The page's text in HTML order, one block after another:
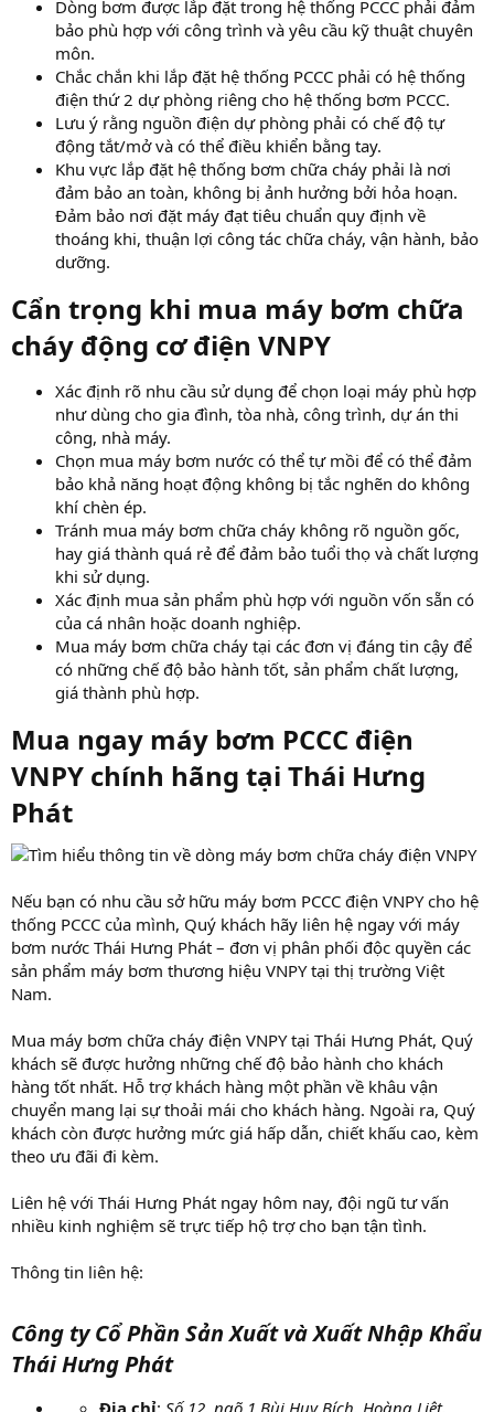
Dòng bơm được lắp đặt trong hệ thống PCCC phải đảm
bảo phù hợp với công trình và yêu cầu kỹ thuật chuyên
môn.
Chắc chắn khi lắp đặt hệ thống PCCC phải có hệ thống
điện thứ 2 dự phòng riêng cho hệ thống bơm PCCC.
Lưu ý rằng nguồn điện dự phòng phải có chế độ tự
động tắt/mở và có thể điều khiển bằng tay.
Khu vực lắp đặt hệ thống bơm chữa cháy phải là nơi
đảm bảo an toàn, không bị ảnh hưởng bởi hỏa hoạn.
Đảm bảo nơi đặt máy đạt tiêu chuẩn quy định về
thoáng khi, thuận lợi công tác chữa cháy, vận hành, bảo
dưỡng.
Cẩn trọng khi mua máy bơm chữa
cháy động cơ điện VNPY
Xác định rõ nhu cầu sử dụng để chọn loại máy phù hợp
như dùng cho gia đình, tòa nhà, công trình, dự án thi
công, nhà máy.
Chọn mua máy bơm nước có thể tự mồi để có thể đảm
bảo khả năng hoạt động không bị tắc nghẽn do không
khí chèn ép.
Tránh mua máy bơm chữa cháy không rõ nguồn gốc,
hay giá thành quá rẻ để đảm bảo tuổi thọ và chất lượng
khi sử dụng.
Xác định mua sản phẩm phù hợp với nguồn vốn sẵn có
của cá nhân hoặc doanh nghiệp.
Mua máy bơm chữa cháy tại các đơn vị đáng tin cậy để
có những chế độ bảo hành tốt, sản phẩm chất lượng,
giá thành phù hợp.
Mua ngay máy bơm PCCC điện
VNPY chính hãng tại Thái Hưng
Phát
Nếu bạn có nhu cầu sở hữu máy bơm PCCC điện VNPY cho hệ
thống PCCC của mình, Quý khách hãy liên hệ ngay với máy
bơm nước Thái Hưng Phát – đơn vị phân phối độc quyền các
sản phẩm máy bơm thương hiệu VNPY tại thị trường Việt
Nam.
Mua máy bơm chữa cháy điện VNPY tại Thái Hưng Phát, Quý
khách sẽ được hưởng những chế độ bảo hành cho khách
hàng tốt nhất. Hỗ trợ khách hàng một phần về khâu vận
chuyển mang lại sự thoải mái cho khách hàng. Ngoài ra, Quý
khách còn được hưởng mức giá hấp dẫn, chiết khấu cao, kèm
theo ưu đãi đi kèm.
Liên hệ với Thái Hưng Phát ngay hôm nay, đội ngũ tư vấn
nhiều kinh nghiệm sẽ trực tiếp hộ trợ cho bạn tận tình.
Thông tin liên hệ:
Công ty Cổ Phần Sản Xuất và Xuất Nhập Khẩu
Thái Hưng Phát
Địa chỉ: Số 12, ngõ 1 Bùi Huy Bích, Hoàng Liệt,